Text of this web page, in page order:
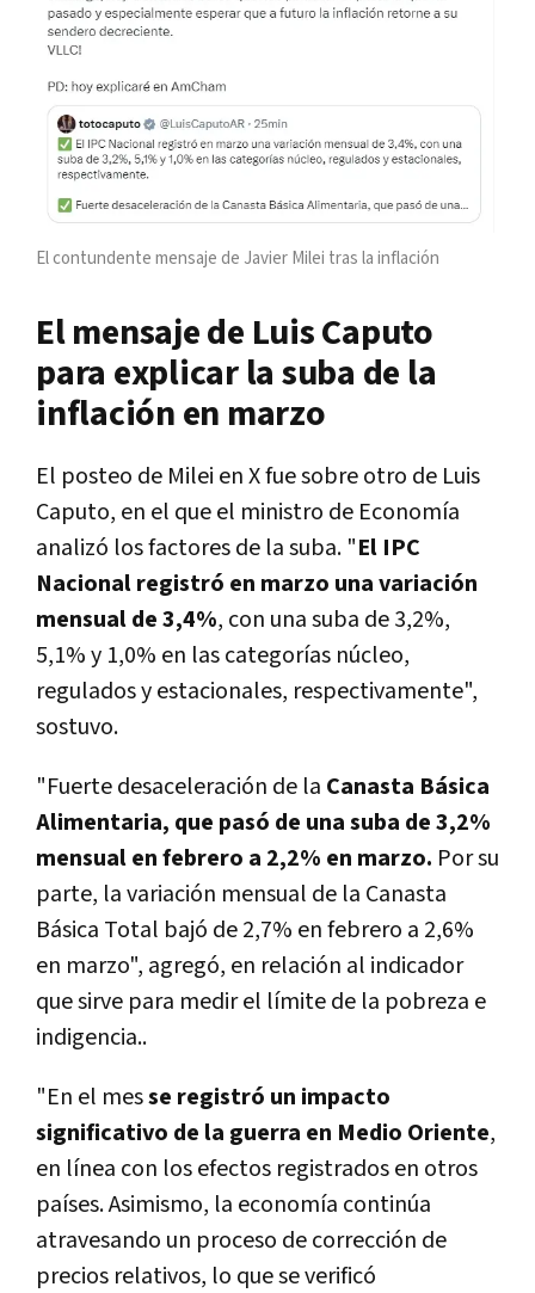
El contundente mensaje de Javier Milei tras la inflación
El mensaje de Luis Caputo
para explicar la suba de la
inflación en marzo
El posteo de Milei en X fue sobre otro de Luis
Caputo, en el que el ministro de Economía
analizó los factores de la suba. "El IPC
Nacional registró en marzo una variación
mensual de 3,4%, con una suba de 3,2%,
5,1% y 1,0% en las categorías núcleo,
regulados y estacionales, respectivamente",
sostuvo.
"Fuerte desaceleración de la Canasta Básica
Alimentaria, que pasó de una suba de 3,2%
mensual en febrero a 2,2% en marzo. Por su
parte, la variación mensual de la Canasta
Básica Total bajó de 2,7% en febrero a 2,6%
en marzo", agregó, en relación al indicador
que sirve para medir el límite de la pobreza e
indigencia..
"En el messe registró un impacto
significativo de la guerra en Medio Oriente,
en línea con los efectos registrados en otros
países. Asimismo, la economía continúa
atravesando un proceso de corrección de
precios relativos, lo que se verificó